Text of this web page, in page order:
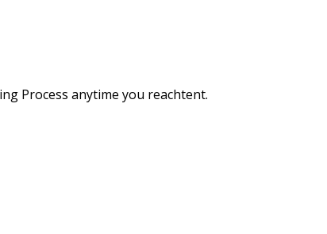
Process anytime you reachtent.